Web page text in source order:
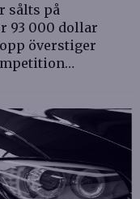
sålts på
93 000 dollar
överstiger